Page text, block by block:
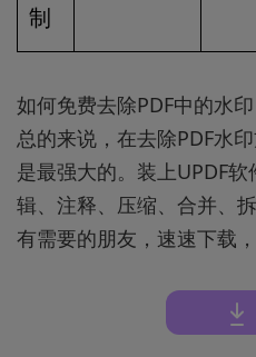
制
如何免费去除PDF中的水
总的来说，在去除PDF水
是最强大的。装上UPDF
辑、注释、压缩、合并、
有需要的朋友，速速下载